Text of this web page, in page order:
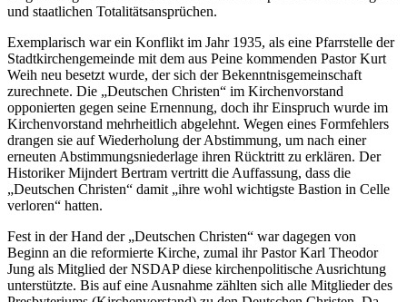
und staatlichen Totalitätsansprüchen.
Exemplarisch war ein Konflikt im Jahr 1935, als eine Pfarrstelle der
Stadtkirchengemeinde mit dem aus Peine kommenden Pastor Kurt
Weih neu besetzt wurde, der sich der Bekenntnisgemeinschaft
zurechnete. Die „Deutschen Christen“ im Kirchenvorstand
opponierten gegen seine Ernennung, doch ihr Einspruch wurde im
Kirchenvorstand mehrheitlich abgelehnt. Wegen eines Formfehlers
drangen sie auf Wiederholung der Abstimmung, um nach einer
erneuten Abstimmungsniederlage ihren Rücktritt zu erklären. Der
Historiker Mijndert Bertram vertritt die Auffassung, dass die
„Deutschen Christen“ damit „ihre wohl wichtigste Bastion in Celle
verloren“ hatten.
Fest in der Hand der „Deutschen Christen“ war dagegen von
Beginn an die reformierte Kirche, zumal ihr Pastor Karl Theodor
Jung als Mitglied der NSDAP diese kirchenpolitische Ausrichtung
unterstützte. Bis auf eine Ausnahme zählten sich alle Mitglieder des